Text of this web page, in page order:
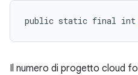
public static final int
Il numero di progetto cloud